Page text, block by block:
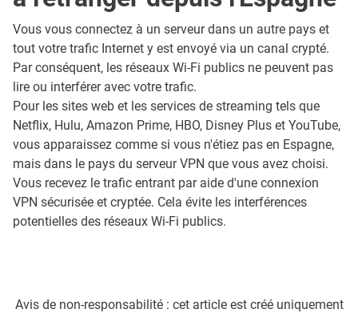
Vous vous connectez à un serveur dans un autre pays et
tout votre trafic Internet y est envoyé via un canal crypté.
Par conséquent, les réseaux Wi-Fi publics ne peuvent pas
lire ou interférer avec votre trafic.
Pour les sites web et les services de streaming tels que
Netflix, Hulu, Amazon Prime, HBO, Disney Plus et YouTube,
vous apparaissez comme si vous n'étiez pas en Espagne,
mais dans le pays du serveur VPN que vous avez choisi.
Vous recevez le trafic entrant par aide d'une connexion
VPN sécurisée et cryptée. Cela évite les interférences
potentielles des réseaux Wi-Fi publics.
Avis de non-responsabilité : cet article est créé uniquement